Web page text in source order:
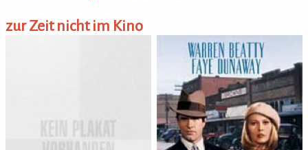
zur Zeit nicht im Kino